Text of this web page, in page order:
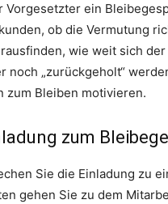
Vorgesetzter ein
ob die Vermutung
wie weit sich
noch „zurückgeholt“
zum Bleiben motivieren.
zum
Sie die Einladung zu
gehen Sie zu dem